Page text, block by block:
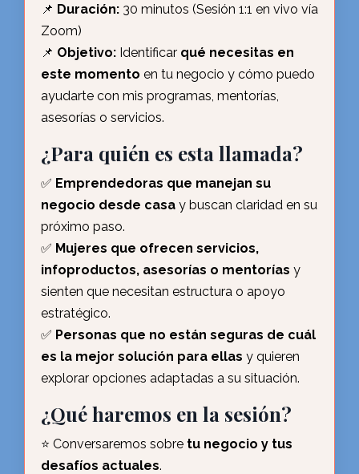
📌 Duración: 30 minutos (Sesión 1:1 en vivo vía
Zoom)
📌 Objetivo: Identificar qué necesitas en
este momento en tu negocio y cómo puedo
ayudarte con mis programas, mentorías,
asesorías o servicios.
¿Para quién es esta llamada?
✅ Emprendedoras que manejan su
negocio desde casa y buscan claridad en su
próximo paso.
✅ Mujeres que ofrecen servicios,
infoproductos, asesorías o mentorías y
sienten que necesitan estructura o apoyo
estratégico.
✅ Personas que no están seguras de cuál
es la mejor solución para ellas y quieren
explorar opciones adaptadas a su situación.
¿Qué haremos en la sesión?
⭐️ Conversaremos sobre tu negocio y tus
desafíos actuales.